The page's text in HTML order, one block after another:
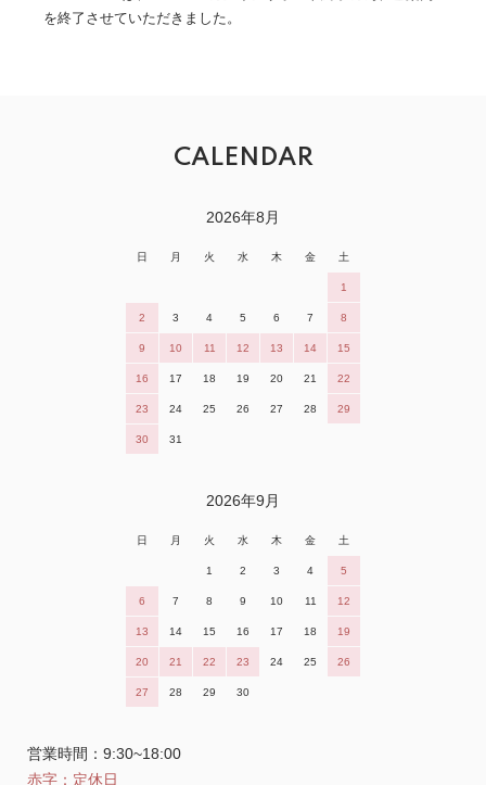
を終了させていただきました。
CALENDAR
2026年8月
日 月 火 水 木 金 土
1
2 3 4 5 6 7 8
9 10 11 12 13 14 15
16 17 18 19 20 21 22
23 24 25 26 27 28 29
30 31
2026年9月
日 月 火 水 木 金 土
1 2 3 4 5
6 7 8 9 10 11 12
13 14 15 16 17 18 19
20 21 22 23 24 25 26
27 28 29 30
営業時間：9:30~18:00
赤字：定休日